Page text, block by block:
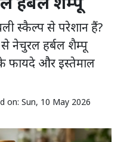
स्कैल्प से परेशान हैं?
से नेचुरल हर्बल शैम्पू
फायदे और इस्तेमाल
on: Sun, 10 May 2026